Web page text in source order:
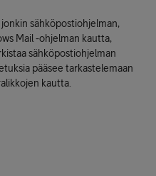
sähköpostiohjelman,
Mail -ohjelman kautta,
sähköpostiohjelman
pääsee tarkastelemaan
kautta.